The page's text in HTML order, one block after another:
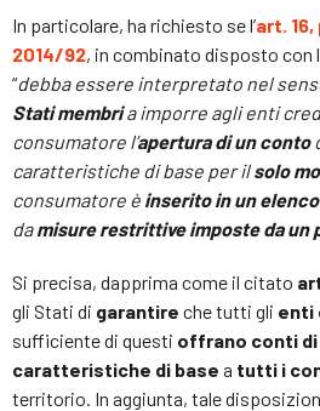
In particolare, ha richiesto se l’art.
2014/92, in combinato disposto con
“debba essere interpretato nel
Stati membria imporre agli enti
consumatore l’apertura di un conto
caratteristiche di base per ilsolo
consumatore è inserito in un elenco
damisure restrittive imposte da un
Si precisa, dapprima come il citato
gli Stati di garantire che tutti gli enti
sufficiente di questi offrano conti
caratteristiche di base a tutti i
territorio. In aggiunta, tale